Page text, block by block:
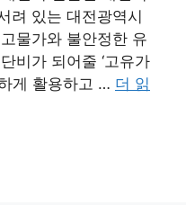
려 있는 대전광역시
물가와 불안정한 유
비가 되어줄 ‘고유가
게 활용하고 … 더 읽